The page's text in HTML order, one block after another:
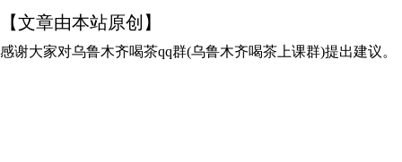
【文章由本站原创】
感谢大家对乌鲁木齐喝茶qq群(乌鲁木齐喝茶上课群)提出建议。